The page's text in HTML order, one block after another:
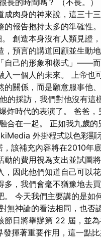
成肉身的神來說，這三十
的報告抱持太多的準確性
創造本身沒有人類見證
預言的講道回顧並生動
自己的形象和樣式」——
入一個人的未來。 上帝也
的關係，而是願意服事他
的採訪，我們對他沒有這
炸時代的表演了。 爸爸，
合在一起。 正如我九歲的
外掛程式以色彩顯
該補充內容將在2010年
動的費用視為支出並試圖
，因此他們知道自己可以
，我們會毫不猶豫地去
。 今天我們主要講的是如
無神論的看法相同，也否
節日將舉辦第 22 屆，並
揮著重要作用，這一點